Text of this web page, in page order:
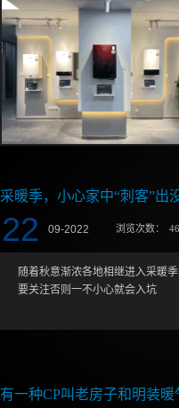
采暖季，小心家中“刺客”出
随着秋意渐浓各地相继进入采暖
要关注否则一不小心就会入坑
2022
-
09
22 浏览次数： 46
有一种CP叫老房子和明装暖